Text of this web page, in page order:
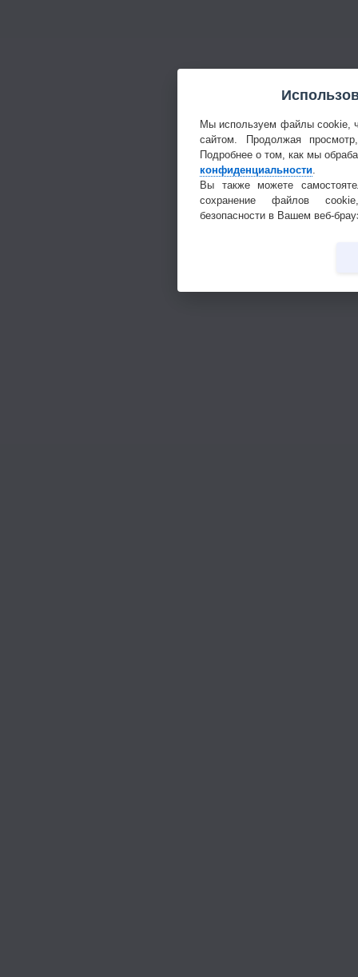
Мы используем файлы cookie,
сайтом. Продолжая
Подробнее о том, как мы
конфиденциальности.
Вы также можете
сохранение файлов
безопасности в Вашем веб-